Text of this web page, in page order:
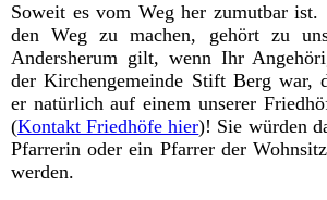
Soweit es vom Weg her zumutbar
den Weg zu machen, gehört zu
Andersherum gilt, wenn Ihr
der Kirchengemeinde Stift Berg war,
er natürlich auf einem unserer
(Kontakt Friedhöfe hier)! Sie würden
Pfarrerin oder ein Pfarrer der
werden.